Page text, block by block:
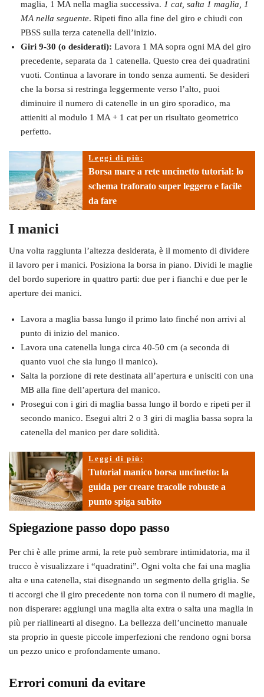
maglia, 1 MA nella maglia successiva. 1 cat, salta 1 maglia, 1
MA nella seguente. Ripeti fino alla fine del giro e chiudi con
PBSS sulla terza catenella dell’inizio.
Giri 9-30 (o desiderati): Lavora 1 MA sopra ogni MA del giro
precedente, separata da 1 catenella. Questo crea dei quadratini
vuoti. Continua a lavorare in tondo senza aumenti. Se desideri
che la borsa si restringa leggermente verso l’alto, puoi
diminuire il numero di catenelle in un giro sporadico, ma
attieniti al modulo 1 MA + 1 cat per un risultato geometrico
perfetto.
Leggi di più:
Borsa mare a rete uncinetto tutorial: lo
schema traforato super leggero e facile
da fare
I manici
Una volta raggiunta l’altezza desiderata, è il momento di dividere
il lavoro per i manici. Posiziona la borsa in piano. Dividi le maglie
del bordo superiore in quattro parti: due per i fianchi e due per le
aperture dei manici.
Lavora a maglia bassa lungo il primo lato finché non arrivi al
punto di inizio del manico.
Lavora una catenella lunga circa 40-50 cm (a seconda di
quanto vuoi che sia lungo il manico).
Salta la porzione di rete destinata all’apertura e unisciti con una
MB alla fine dell’apertura del manico.
Prosegui con i giri di maglia bassa lungo il bordo e ripeti per il
secondo manico. Esegui altri 2 o 3 giri di maglia bassa sopra la
catenella del manico per dare solidità.
Leggi di più:
Tutorial manico borsa uncinetto: la
guida per creare tracolle robuste a
punto spiga subito
Spiegazione passo dopo passo
Per chi è alle prime armi, la rete può sembrare intimidatoria, ma il
trucco è visualizzare i “quadratini”. Ogni volta che fai una maglia
alta e una catenella, stai disegnando un segmento della griglia. Se
ti accorgi che il giro precedente non torna con il numero di maglie,
non disperare: aggiungi una maglia alta extra o salta una maglia in
più per riallinearti al disegno. La bellezza dell’uncinetto manuale
sta proprio in queste piccole imperfezioni che rendono ogni borsa
un pezzo unico e profondamente umano.
Errori comuni da evitare